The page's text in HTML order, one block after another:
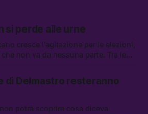
si perde alle urne
cresce l’agitazione per le elezioni,
non va da nessuna parte. Tra le
a mettere in sicurezza la coalizione, e
la religione degli agenti IA
di Delmastro resteranno
potrà scoprire cosa diceva